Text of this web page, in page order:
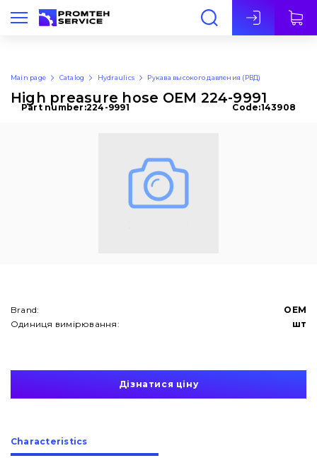
Eng
About Us
Main page Catalog Hydraulics Рукава высокого давления (РВД)
High preasure hose OEM 224-9991
Part number:224-9991 Code:143908
Brand:
OEM
Одиниця вимірювання:
шт
Дізнатися ціну
Сharacteristics